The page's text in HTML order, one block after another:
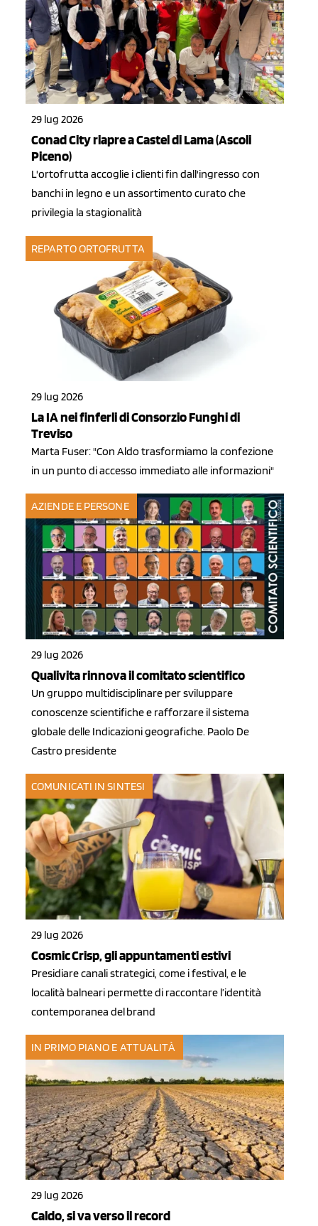
29 lug 2026
Conad City riapre a Castel di Lama (Ascoli
Piceno)
L'ortofrutta accoglie i clienti fin dall'ingresso con
banchi in legno e un assortimento curato che
privilegia la stagionalità
REPARTO ORTOFRUTTA
29 lug 2026
La IA nei finferli di Consorzio Funghi di
Treviso
Marta Fuser: "Con Aldo trasformiamo la confezione
in un punto di accesso immediato alle informazioni"
AZIENDE E PERSONE
29 lug 2026
Qualivita rinnova il comitato scientifico
Un gruppo multidisciplinare per sviluppare
conoscenze scientifiche e rafforzare il sistema
globale delle Indicazioni geografiche. Paolo De
Castro presidente
COMUNICATI IN SINTESI
29 lug 2026
Cosmic Crisp, gli appuntamenti estivi
Presidiare canali strategici, come i festival, e le
località balneari permette di raccontare l’identità
contemporanea del brand
IN PRIMO PIANO E ATTUALITÀ
29 lug 2026
Caldo, si va verso il record